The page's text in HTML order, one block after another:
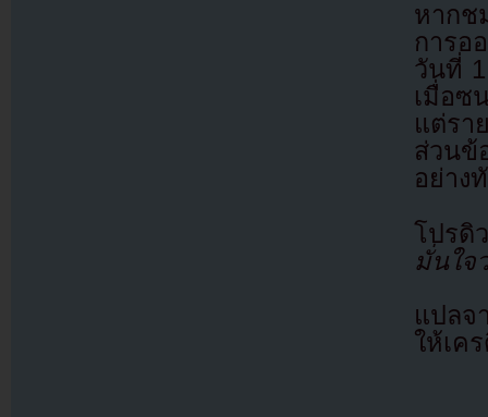
หากช
การอ
วันที่
เมื่อซ
แต่รา
ส่วนข้
อย่าง
โปรดิ
มั่นใจ
แปล
ให้เค